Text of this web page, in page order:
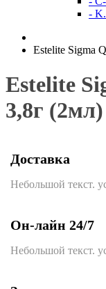
-
Estelite Sigma
Estelite
3,8г (2мл)
Доставка
Небольшой текст.
Он-лайн 24/7
Небольшой текст.